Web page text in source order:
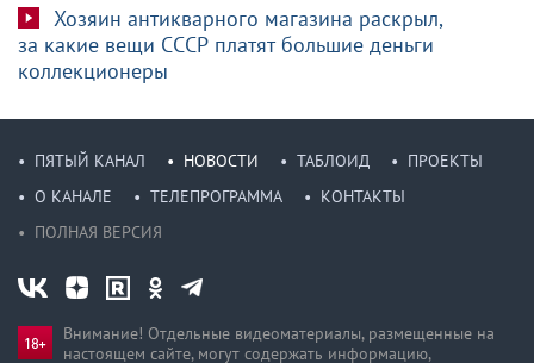
Хозяин антикварного магазина раскрыл,
за какие вещи СССР платят большие деньги
коллекционеры
ПЯТЫЙ КАНАЛ НОВОСТИ ТАБЛОИД
ПРОЕКТЫ
О КАНАЛЕ
ТЕЛЕПРОГРАММА
КОНТАКТЫ
ПОЛНАЯ ВЕРСИЯ
Внимание! Отдельные видеоматериалы, размещенные на
настоящем сайте, могут содержать информацию,